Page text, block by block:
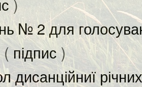
№ 2 для
підпис)
дисанційниї